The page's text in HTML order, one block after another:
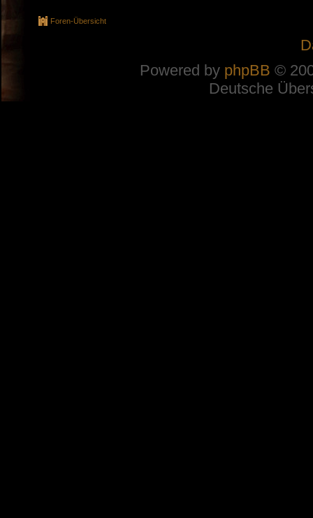
Foren-Übersicht
Powered by phpBB ©
Deutsche